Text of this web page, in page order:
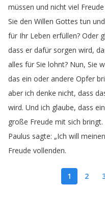
müssen und nicht viel Freude
Sie den Willen Gottes tun und
für Ihr Leben erfüllen? Oder
dass er dafür sorgen wird,
alles für Sie lohnt? Nun, Sie
das ein oder andere Opfer
aber ich denke nicht, dass
wird. Und ich glaube, dass ein
große Freude mit sich bringt.
Paulus sagte: „Ich will meinen
Freude vollenden.
1 2